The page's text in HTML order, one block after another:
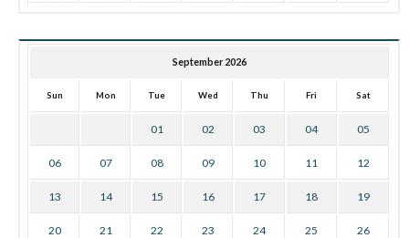
September 2026
Sun Mon Tue Wed Thu Fri Sat
01 02 03 04 05
06 07 08 09 10 11 12
13 14 15 16 17 18 19
20 21 22 23 24 25 26